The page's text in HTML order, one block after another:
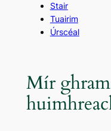
Stair
Tuairim
Úrscéal
Mír